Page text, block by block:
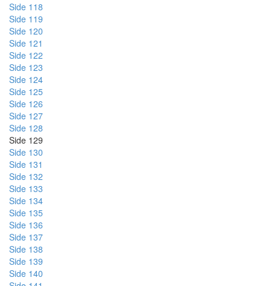
Side 118
Side 119
Side 120
Side 121
Side 122
Side 123
Side 124
Side 125
Side 126
Side 127
Side 128
Side 129
Side 130
Side 131
Side 132
Side 133
Side 134
Side 135
Side 136
Side 137
Side 138
Side 139
Side 140